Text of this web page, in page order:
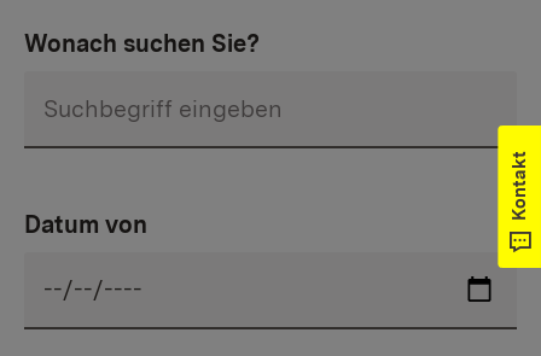
Wonach suchen Sie?
Datum von
Kontakt